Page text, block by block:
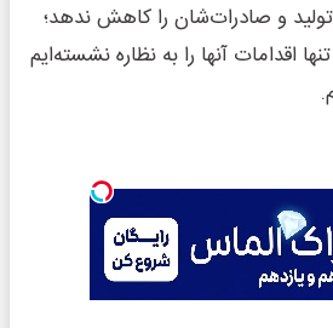
و صادرات‌شان را کاهش ندهد؛
اقدامات آنها را به نظاره نشسته‌ایم